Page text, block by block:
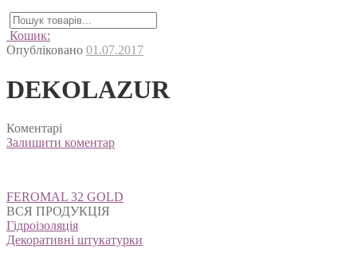
Кошик:
Опубліковано 01.07.2017
DEKOLAZUR
Коментарі
Залишити коментар
Навігація
записів
FEROMAL 32 GOLD
ВСЯ ПРОДУКЦІЯ
Гідроізоляція
Декоративні штукатурки